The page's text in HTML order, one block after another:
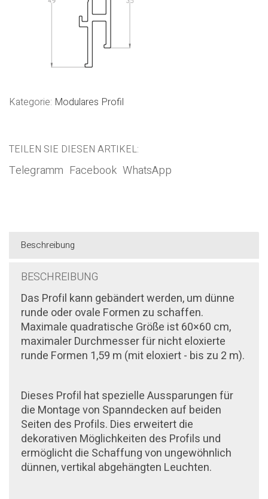
Kategorie: Modulares Profil
TEILEN SIE DIESEN ARTIKEL:
Telegramm Facebook WhatsApp
Beschreibung
BESCHREIBUNG
Das Profil kann gebändert werden, um dünne
runde oder ovale Formen zu schaffen.
Maximale quadratische Größe ist 60×60 cm,
maximaler Durchmesser für nicht eloxierte
runde Formen 1,59 m (mit eloxiert - bis zu 2 m).
Dieses Profil hat spezielle Aussparungen für
die Montage von Spanndecken auf beiden
Seiten des Profils. Dies erweitert die
dekorativen Möglichkeiten des Profils und
ermöglicht die Schaffung von ungewöhnlich
dünnen, vertikal abgehängten Leuchten.